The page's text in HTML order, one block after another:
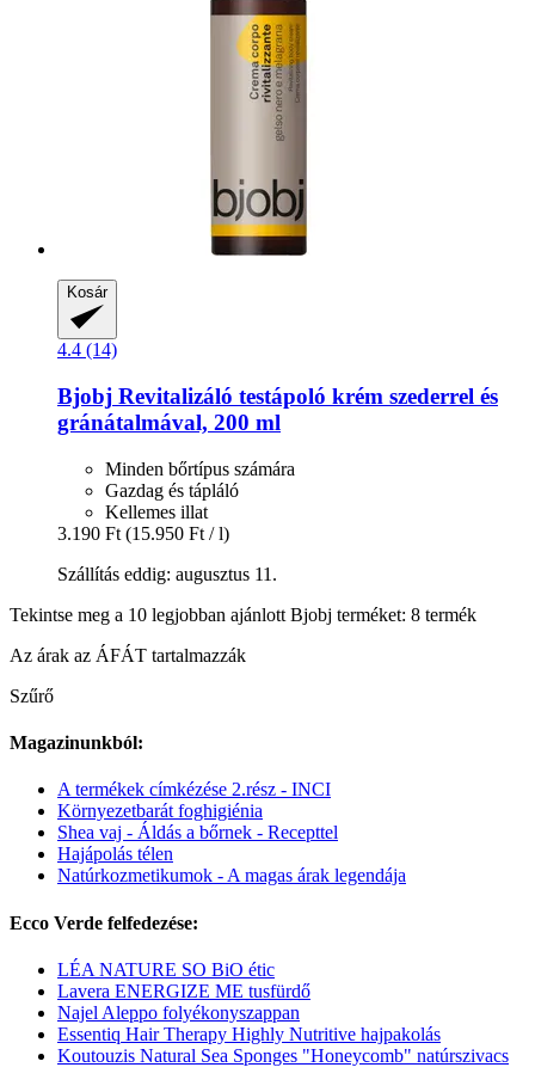
Kosár
4.4 (14)
Bjobj Revitalizáló testápoló krém szederrel és
gránátalmával, 200 ml
Minden bőrtípus számára
Gazdag és tápláló
Kellemes illat
3.190 Ft (15.950 Ft / l)
Szállítás eddig: augusztus 11.
Tekintse meg a 10 legjobban ajánlott Bjobj terméket: 8 termék
Az árak az ÁFÁT tartalmazzák
Szűrő
Magazinunkból:
A termékek címkézése 2.rész - INCI
Környezetbarát foghigiénia
Shea vaj - Áldás a bőrnek - Recepttel
Hajápolás télen
Natúrkozmetikumok - A magas árak legendája
Ecco Verde felfedezése:
LÉA NATURE SO BiO étic
Lavera ENERGIZE ME tusfürdő
Najel Aleppo folyékonyszappan
Essentiq Hair Therapy Highly Nutritive hajpakolás
Koutouzis Natural Sea Sponges "Honeycomb" natúrszivacs